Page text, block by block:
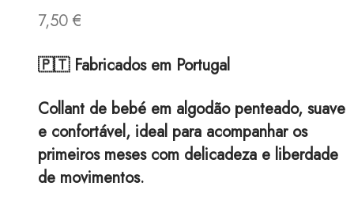
7,50 €
🇵🇹 Fabricados em Portugal
Collant de bebé em algodão penteado, suave
e confortável, ideal para acompanhar os
primeiros meses com delicadeza e liberdade
de movimentos.